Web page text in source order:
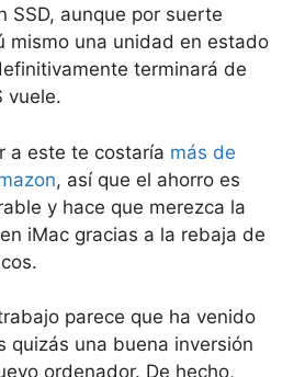
SSD, aunque por suerte
mismo una unidad en estado
terminará de
vuele.
a este te costaría más de
, así que el ahorro es
y hace que merezca la
iMac gracias a la rebaja de
parece que ha venido
quizás una buena inversión
ordenador. De hecho,